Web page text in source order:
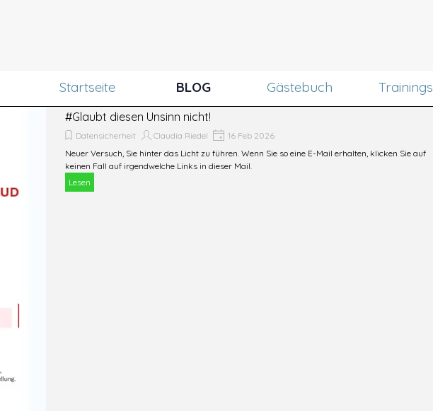
Menü überspringen
Startseite BLOG Gästebuch Trainings
#Glaubt diesen Unsinn nicht!
Datensicherheit Claudia Riedel
16 Feb 2026
Neuer Versuch, Sie hinter das Licht zu führen. Wenn Sie so eine E-Mail erhalten, klicken Sie auf
keinen Fall auf irgendwelche Links in dieser Mail.
Lesen